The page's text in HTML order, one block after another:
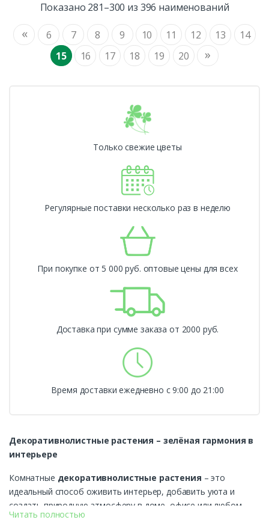
Показано 281–300 из 396 наименований
« 6 7 8 9 10 11 12 13
14
15
16 17 18 19 20 »
Только свежие цветы
Регулярные поставки несколько раз в неделю
При покупке от 5 000 руб. оптовые цены для всех
Доставка при сумме заказа от 2000 руб.
Время доставки ежедневно с 9:00 до 21:00
Декоративнолистные растения – зелёная гармония в
интерьере
Комнатные декоративнолистные растения – это
идеальный способ оживить интерьер, добавить уюта и
создать природную атмосферу в доме, офисе или любом
Читать полностью